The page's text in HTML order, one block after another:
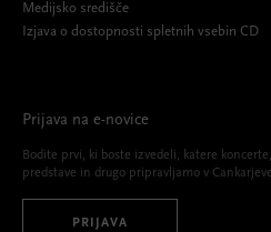
Medijsko središče
Izjava o dostopnosti spletnih vsebin CD
Prijava na e-novice
Bodite prvi, ki boste izvedeli, katere
predstave in drugo pripravljamo v
PRIJAVA